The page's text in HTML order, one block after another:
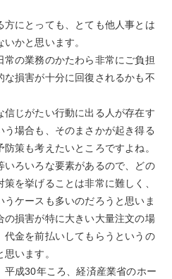
にとっても、とても他人事とは
かと思います。
の業務のかたわら非常にご負担
損害が十分に回復されるかも不
じがたい行動に出る人が存在す
場合も、そのまさかが起き得る
策も考えたいところですよね。
いろいろな要素があるので、どの
を挙げることは非常に難しく、
ケースも多いのだろうと思いま
損害が特に大きい大量注文の場
金を前払いしてもらうというの
います。
平成30年ころ、経済産業省のホー